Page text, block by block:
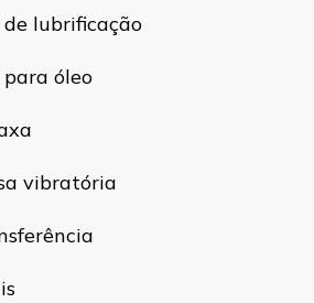
lubrificação
óleo
vibratória